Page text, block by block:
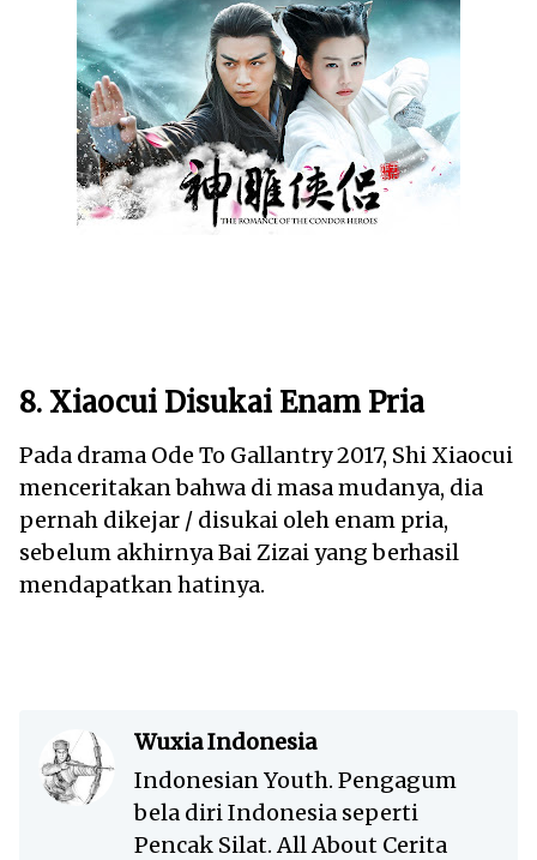
8. Xiaocui Disukai Enam Pria
Pada drama Ode To Gallantry 2017, Shi Xiaocui
menceritakan bahwa di masa mudanya, dia
pernah dikejar / disukai oleh enam pria,
sebelum akhirnya Bai Zizai yang berhasil
mendapatkan hatinya.
Wuxia Indonesia
Indonesian Youth. Pengagum
bela diri Indonesia seperti
Pencak Silat. All About Cerita